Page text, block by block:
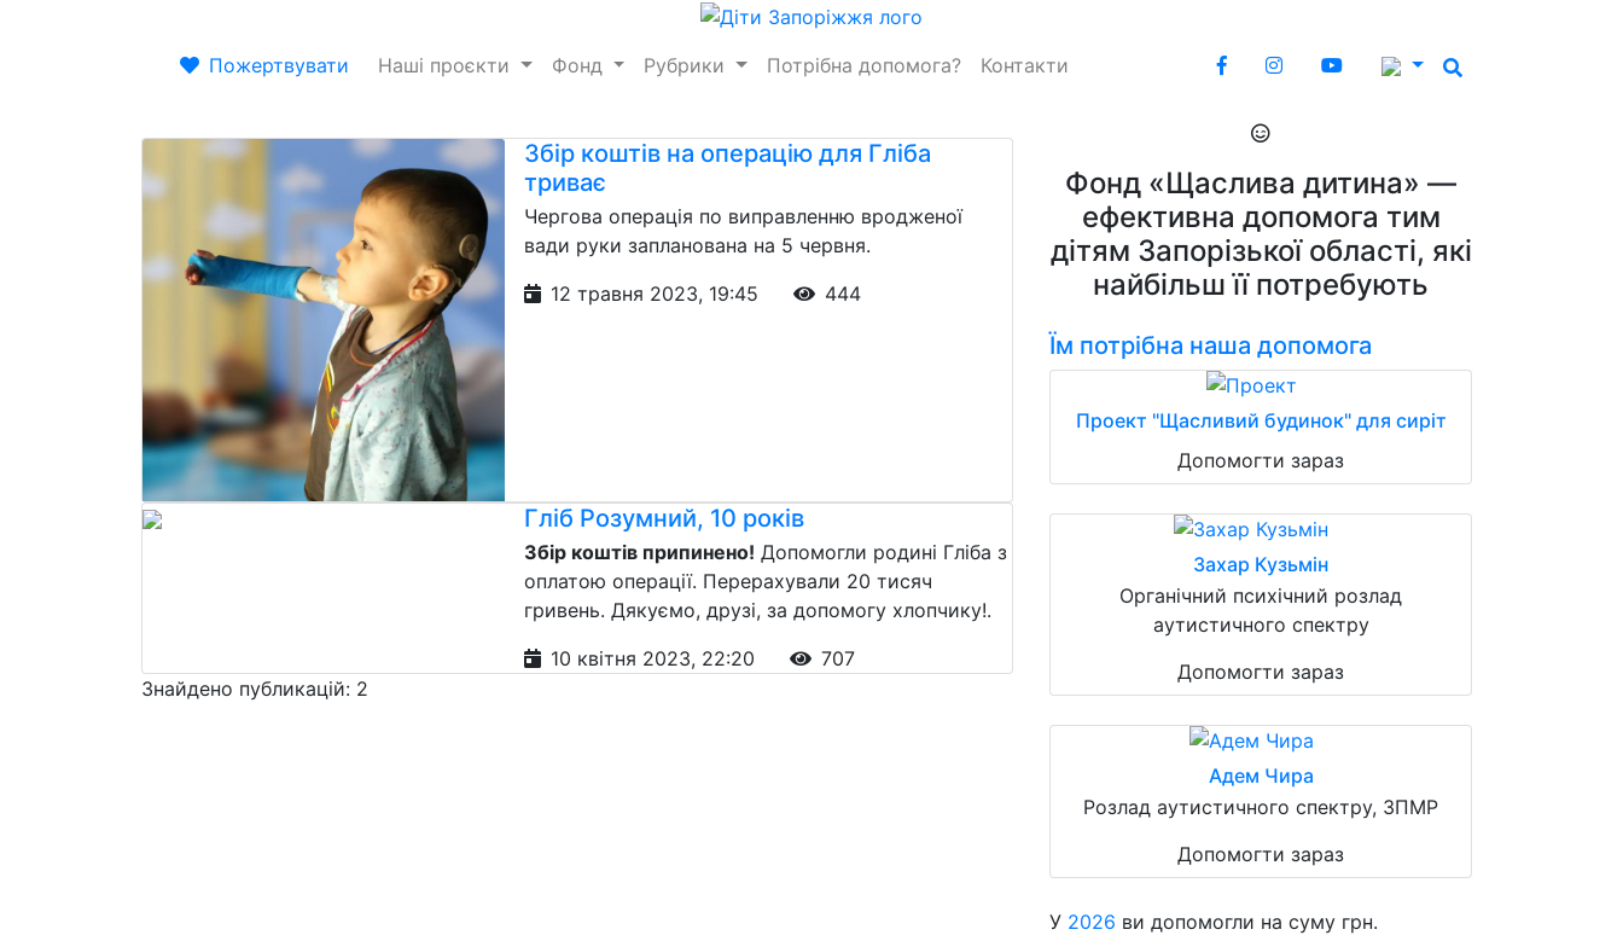
Пожертвувати Наші проєкти Фонд Рубрики Потрібна допомога? Контакти
Збір коштів на операцію для Гліба
триває
Чергова операція по виправленню вродженої
вади руки запланована на 5 червня.
12 травня 2023, 19:45
444
Гліб Розумний, 10 років
Збір коштів припинено! Допомогли родині Гліба з
оплатою операції. Перерахували 20 тисяч
гривень. Дякуємо, друзі, за допомогу хлопчику!.
10 квітня 2023, 22:20
707
Знайдено публикацій: 2
Фонд «Щаслива дитина» —
ефективна допомога тим
дітям Запорізької області, які
найбільш її потребують
Їм потрібна наша допомога
Проект "Щасливий будинок" для сиріт
Допомогти зараз
Захар Кузьмін
Органічний психічний розлад
аутистичного спектру
Допомогти зараз
Адем Чира
Розлад аутистичного спектру, ЗПМР
Допомогти зараз
У 2026 ви допомогли на суму грн.